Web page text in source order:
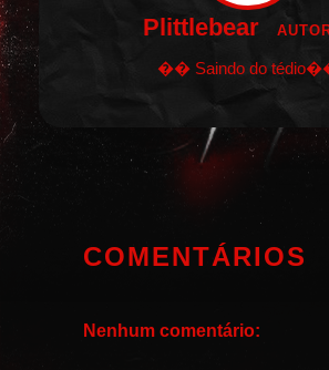
Plittlebear
�� Saindo do
COMENTÁRIOS
Nenhum comentário: